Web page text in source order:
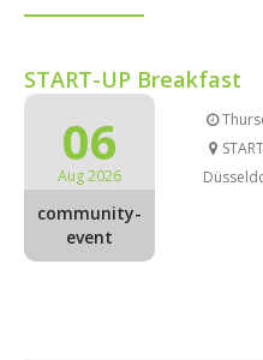
START-UP Breakfast
06
Aug 2026
community-
event